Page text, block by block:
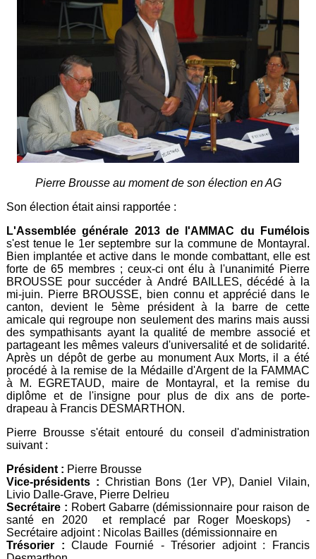
Pierre Brousse au moment de son élection en AG
Son élection était ainsi rapportée :
L'Assemblée générale 2013 de l'AMMAC du Fumélois
s'est tenue le 1er septembre sur la commune de Montayral.
Bien implantée et active dans le monde combattant, elle est
forte de 65 membres ; ceux-ci ont élu à l'unanimité Pierre
BROUSSE pour succéder à André BAILLES, décédé à la
mi-juin. Pierre BROUSSE, bien connu et apprécié dans le
canton, devient le 5ème président à la barre de cette
amicale qui regroupe non seulement des marins mais aussi
des sympathisants ayant la qualité de membre associé et
partageant les mêmes valeurs d'universalité et de solidarité.
Après un dépôt de gerbe au monument Aux Morts, il a été
procédé à la remise de la Médaille d'Argent de la FAMMAC
à M. EGRETAUD, maire de Montayral, et la remise du
diplôme et de l'insigne pour plus de dix ans de porte-
drapeau à Francis DESMARTHON.
Pierre Brousse s'était entouré du conseil d'administration
suivant :
Président : Pierre Brousse
Vice-présidents : Christian Bons (1er VP), Daniel Vilain,
Livio Dalle-Grave, Pierre Delrieu
Secrétaire : Robert Gabarre (démissionnaire pour raison de
santé en 2020 et remplacé par Roger Moeskops) -
Secrétaire adjoint : Nicolas Bailles (démissionnaire en
Trésorier : Claude Fournié - Trésorier adjoint : Francis